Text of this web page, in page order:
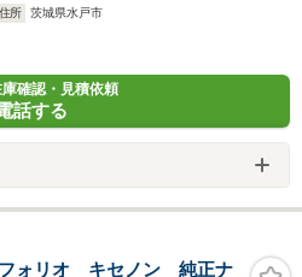
住所
茨城県水戸市
確認・見積依頼
話する
ォリオ キセノン 純正ナ